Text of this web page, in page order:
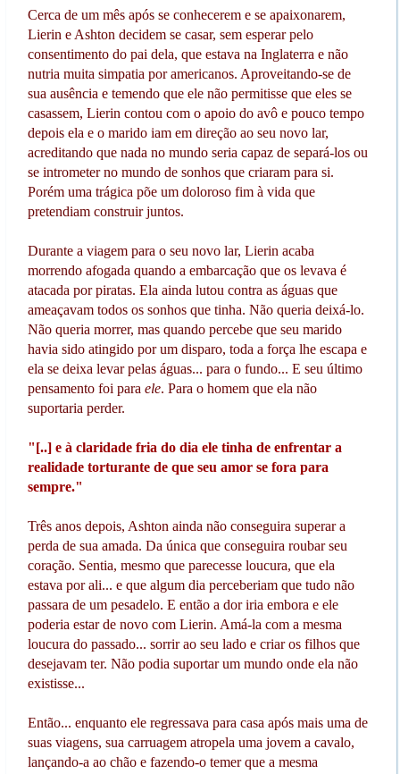
Cerca de um mês após se conhecerem e se apaixonarem,
Lierin e Ashton decidem se casar, sem esperar pelo
consentimento do pai dela, que estava na Inglaterra e não
nutria muita simpatia por americanos. Aproveitando-se de
sua ausência e temendo que ele não permitisse que eles se
casassem, Lierin contou com o apoio do avô e pouco tempo
depois ela e o marido iam em direção ao seu novo lar,
acreditando que nada no mundo seria capaz de separá-los ou
se intrometer no mundo de sonhos que criaram para si.
Porém uma trágica põe um doloroso fim à vida que
pretendiam construir juntos.
Durante a viagem para o seu novo lar, Lierin acaba
morrendo afogada quando a embarcação que os levava é
atacada por piratas. Ela ainda lutou contra as águas que
ameaçavam todos os sonhos que tinha. Não queria deixá-lo.
Não queria morrer, mas quando percebe que seu marido
havia sido atingido por um disparo, toda a força lhe escapa e
ela se deixa levar pelas águas... para o fundo... E seu último
pensamento foi para ele. Para o homem que ela não
suportaria perder.
"[..] e à claridade fria do dia ele tinha de enfrentar a
realidade torturante de que seu amor se fora para
sempre."
Três anos depois, Ashton ainda não conseguira superar a
perda de sua amada. Da única que conseguira roubar seu
coração. Sentia, mesmo que parecesse loucura, que ela
estava por ali... e que algum dia perceberiam que tudo não
passara de um pesadelo. E então a dor iria embora e ele
poderia estar de novo com Lierin. Amá-la com a mesma
loucura do passado... sorrir ao seu lado e criar os filhos que
desejavam ter. Não podia suportar um mundo onde ela não
existisse...
Então... enquanto ele regressava para casa após mais uma de
suas viagens, sua carruagem atropela uma jovem a cavalo,
lançando-a ao chão e fazendo-o temer que a mesma